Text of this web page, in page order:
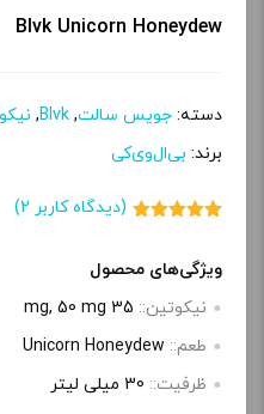
Blvk Unicorn Honeydew
دسته: جویس سالت,
Blvk
,
برند: بی‌ال‌وی‌کی
مشتری
(دیدگاه کاربر 2
)
ویژگی‌های محصول
نیکوتین:: 35 mg, 50 mg
طعم:: Unicorn Honeydew
ظرفیت:: 30 میلی‌ لیتر